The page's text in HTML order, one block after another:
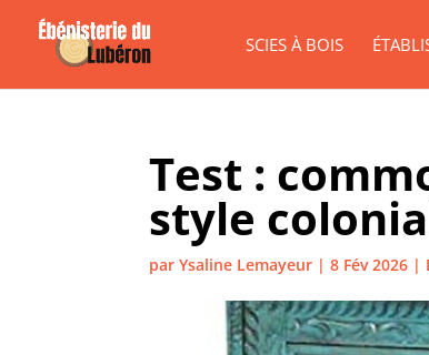
SCIES À BOIS
Test :
style
parYsaline Lemayeur |8 Fév 2026 |